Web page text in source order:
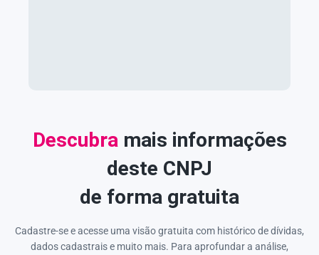
Descubra mais informações
deste CNPJ
de forma gratuita
Cadastre-se e acesse uma visão gratuita com histórico de dívidas,
dados cadastrais e muito mais. Para aprofundar a análise,